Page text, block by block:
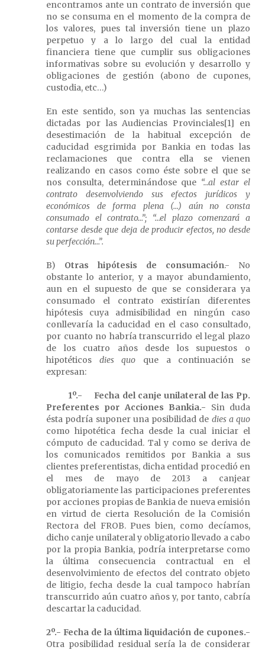
encontramos ante un contrato de inversión que
no se consuma en el momento de la compra de
los valores, pues tal inversión tiene un plazo
perpetuo y a lo largo del cual la entidad
financiera tiene que cumplir sus obligaciones
informativas sobre su evolución y desarrollo y
obligaciones de gestión (abono de cupones,
custodia, etc…)
En este sentido, son ya muchas las sentencias
dictadas por las Audiencias Provinciales[1] en
desestimación de la habitual excepción de
caducidad esgrimida por Bankia en todas las
reclamaciones que contra ella se vienen
realizando en casos como éste sobre el que se
nos consulta, determinándose que “…al estar el
contrato desenvolviendo sus efectos jurídicos y
económicos de forma plena (…) aún no consta
consumado el contrato…”; “…el plazo comenzará a
contarse desde que deja de producir efectos, no desde
su perfección…”.
B) Otras hipótesis de consumación.- No
obstante lo anterior, y a mayor abundamiento,
aun en el supuesto de que se considerara ya
consumado el contrato existirían diferentes
hipótesis cuya admisibilidad en ningún caso
conllevaría la caducidad en el caso consultado,
por cuanto no habría transcurrido el legal plazo
de los cuatro años desde los supuestos o
hipotéticos dies quo que a continuación se
expresan:
1º.-
Fecha del canje unilateral de las Pp.
Preferentes por Acciones Bankia.- Sin duda
ésta podría suponer una posibilidad de dies a quo
como hipotética fecha desde la cual iniciar el
cómputo de caducidad. Tal y como se deriva de
los comunicados remitidos por Bankia a sus
clientes preferentistas, dicha entidad procedió en
el mes de mayo de 2013 a canjear
obligatoriamente las participaciones preferentes
por acciones propias de Bankia de nueva emisión
en virtud de cierta Resolución de la Comisión
Rectora del FROB. Pues bien, como decíamos,
dicho canje unilateral y obligatorio llevado a cabo
por la propia Bankia, podría interpretarse como
la última consecuencia contractual en el
desenvolvimiento de efectos del contrato objeto
de litigio, fecha desde la cual tampoco habrían
transcurrido aún cuatro años y, por tanto, cabría
descartar la caducidad.
2º.- Fecha de la última liquidación de cupones.-
Otra posibilidad residual sería la de considerar